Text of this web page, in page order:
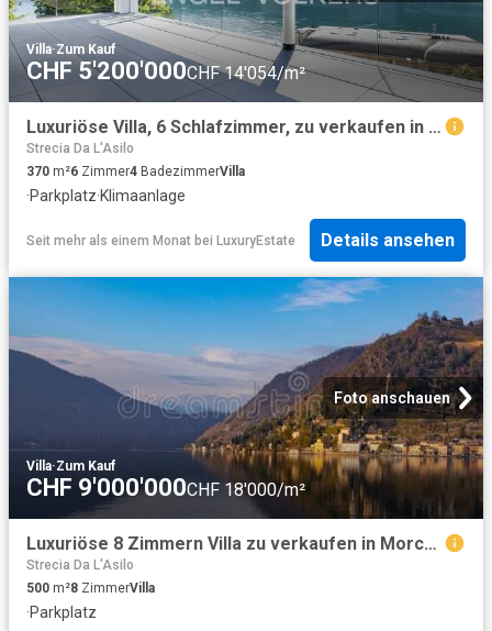
Villa·Zum Kauf
CHF 5'200'000CHF 14'054/m²
Luxuriöse Villa, 6 Schlafzimmer, zu verkaufen in Vico Morcote, Tessin
Strecia Da L'Asilo
370 m²6 Zimmer4 BadezimmerVilla
·Parkplatz·Klimaanlage
Seit mehr als einem Monat bei LuxuryEstate Details ansehen
Foto anschauen
Villa·Zum Kauf
CHF 9'000'000CHF 18'000/m²
Luxuriöse 8 Zimmern Villa zu verkaufen in Morcote, Tessin
Strecia Da L'Asilo
500 m²8 ZimmerVilla
·Parkplatz